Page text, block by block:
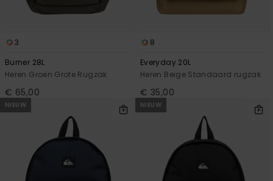
3
Burner 28L
Heren Groen Grote Rugzak
€ 65,00
8
Everyday 20L
Heren Beige Standaard rugzak
€ 35,00
NIEUW NIEUW